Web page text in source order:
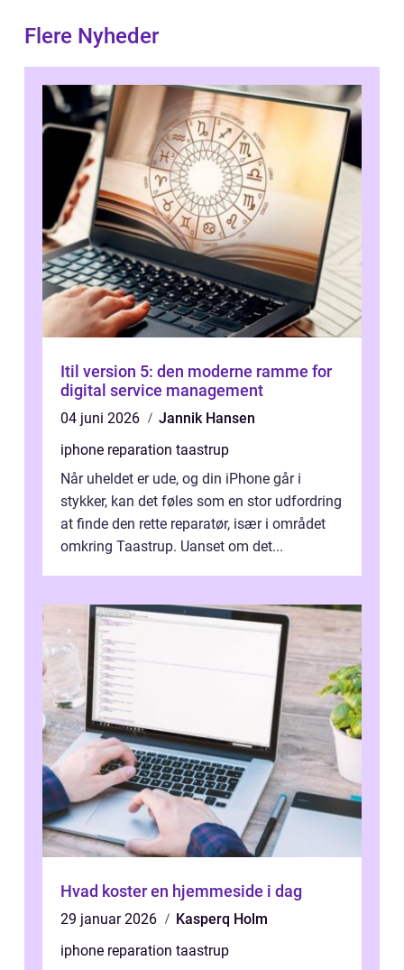
Flere Nyheder
Itil version 5: den moderne ramme for
digital service management
04 juni 2026
Jannik Hansen
iphone reparation taastrup
Når uheldet er ude, og din iPhone går i
stykker, kan det føles som en stor udfordring
at finde den rette reparatør, især i området
omkring Taastrup. Uanset om det...
Hvad koster en hjemmeside i dag
29 januar 2026
Kasperq Holm
iphone reparation taastrup